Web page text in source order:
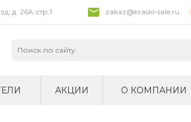
д. 26A стр.1 zakaz@kraski-sale.ru
АКЦИИ О КОМПАНИИ